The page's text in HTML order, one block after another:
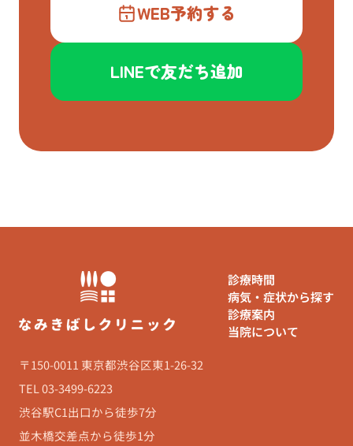
WEB予約する
LINEで友だち追加
〒150-0011 東京都渋谷区東1-26-32
TEL 03-3499-6223
渋谷駅C1出口から徒歩7分
並木橋交差点から徒歩1分
診療時間
病気・症状から探す
診療案内
当院について